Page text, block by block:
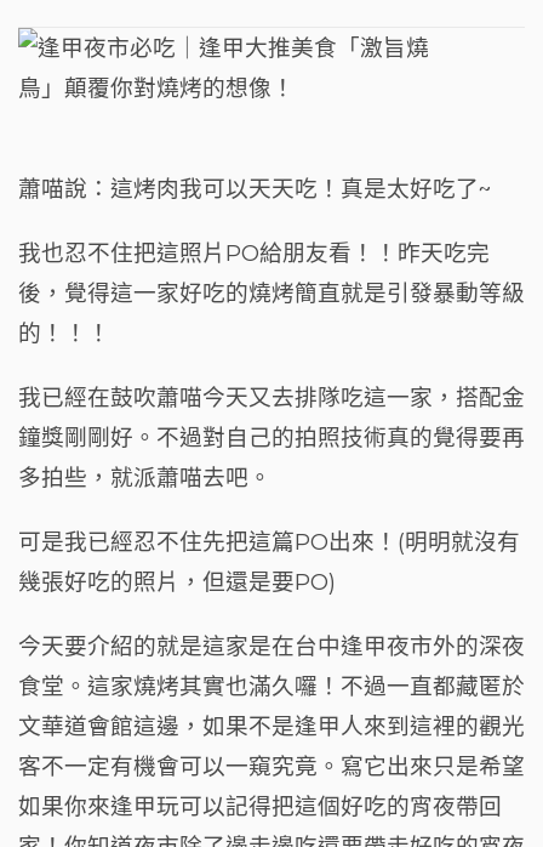
蕭喵說：這烤肉我可以天天吃！真是太好吃了~
我也忍不住把這照片PO給朋友看！！昨天吃完
後，覺得這一家好吃的燒烤簡直就是引發暴動等級
的！！！
我已經在鼓吹蕭喵今天又去排隊吃這一家，搭配金
鐘獎剛剛好。不過對自己的拍照技術真的覺得要再
多拍些，就派蕭喵去吧。
可是我已經忍不住先把這篇PO出來！(明明就沒有
幾張好吃的照片，但還是要PO)
今天要介紹的就是這家是在台中逢甲夜市外的深夜
食堂。這家燒烤其實也滿久囉！不過一直都藏匿於
文華道會館這邊，如果不是逢甲人來到這裡的觀光
客不一定有機會可以一窺究竟。寫它出來只是希望
如果你來逢甲玩可以記得把這個好吃的宵夜帶回